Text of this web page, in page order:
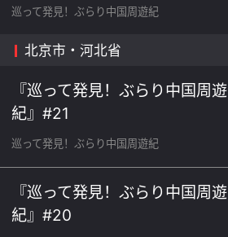
巡って発見！ぶらり中国周遊紀
北京市・河北省
『巡って発見！ぶらり中国周遊
紀』#21
巡って発見！ぶらり中国周遊紀
『巡って発見！ぶらり中国周遊
紀』#20